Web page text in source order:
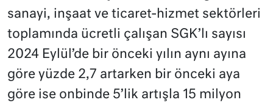
sanayi, inşaat ve ticaret-hizmet sektörleri
toplamında ücretli çalışan SGK’lı sayısı
2024 Eylül’de bir önceki yılın aynı ayına
göre yüzde 2,7 artarken bir önceki aya
göre ise onbinde 5’lik artışla 15 milyon